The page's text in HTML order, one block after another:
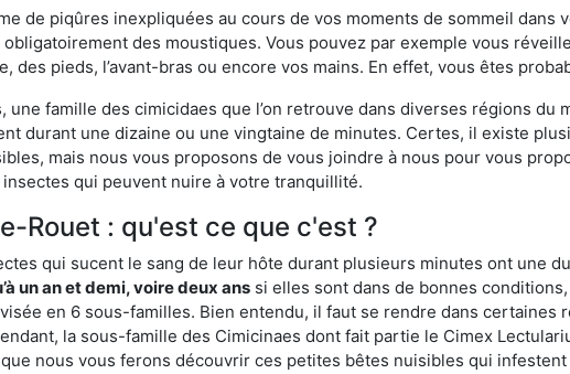
de piqûres inexpliquées au cours de vos moments de sommeil dans
des moustiques. Vous pouvez par exemple vous
des pieds, l’avant-bras ou encore vos mains. En effet, vous êtes
une famille des cimicidaes que l’on retrouve dans diverses régions du
durant une dizaine ou une vingtaine de minutes. Certes, il existe
mais nous vous proposons de vous joindre à nous pour vous
qui peuvent nuire à votre tranquillité.
Rouet : qu'est ce que c'est ?
qui sucent le sang de leur hôte durant plusieurs minutes ont une
un an et demi, voire deux ans si elles sont dans de bonnes
en 6 sous-familles. Bien entendu, il faut se rendre dans certaines
la sous-famille des Cimicinaes dont fait partie le Cimex
nous vous ferons découvrir ces petites bêtes nuisibles qui